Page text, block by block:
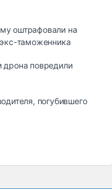
оштрафовали на
таможенника
дрона повредили
погубившего